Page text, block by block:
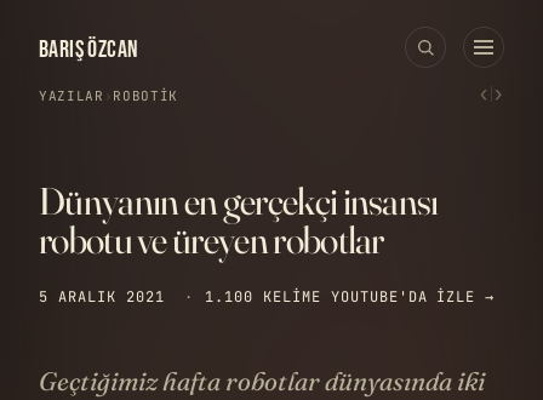
BARIŞ ÖZCAN
YAZILAR › ROBOTIK ‹ ›
Dünyanın en gerçekçi insansı
robotu ve üreyen robotlar
5 ARALIK 2021 · 1.100 KELIME YOUTUBE'DA IZLE →
Geçtiğimiz hafta robotlar dünyasında iki